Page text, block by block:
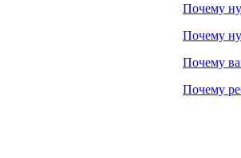
Почему
Почему
Почему
Почему